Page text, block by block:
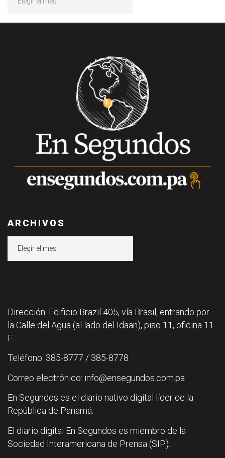
ARCHIVOS
Dirección: Edificio Brazil 405, vía Brasil, entrando por
la Calle del Agua (al lado del Idaan), piso 11, oficina 11
F.
Teléfono: 385-8777 / 385-8778
Correo electrónico: info@ensegundos.com.pa
En Segundos es el diario nativo digital líder de la
República de Panamá.
El diario digital En Segundos es miembro de la
Sociedad Interamericana de Prensa (SIP).